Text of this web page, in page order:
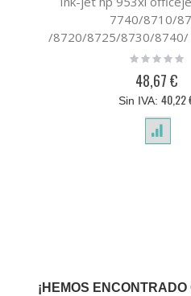
7740/8710/
/8720/8725/8730/8740/
1.450 pag
Rating:
48,67 €
40,22
¡HEMOS